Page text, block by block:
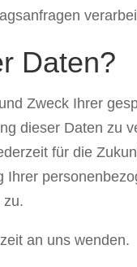
Daten?
Zweck Ihrer
dieser Daten zu
für die
zu.
an uns wenden.